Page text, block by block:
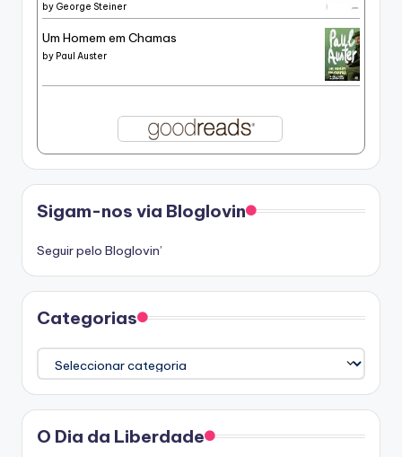
by George Steiner
Um Homem em Chamas
by Paul Auster
Sigam-nos via Bloglovin
Seguir pelo Bloglovin’
Categorias
O Dia da Liberdade